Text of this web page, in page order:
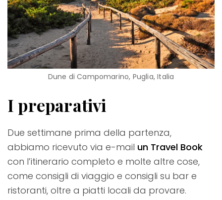
Dune di Campomarino, Puglia, Italia
I preparativi
Due settimane prima della partenza,
abbiamo ricevuto via e-mail un Travel Book
con l’itinerario completo e molte altre cose,
come consigli di viaggio e consigli su bar e
ristoranti, oltre a piatti locali da provare.